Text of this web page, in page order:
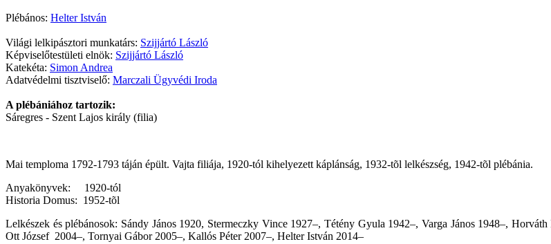
Plébános: Helter István
Világi lelkipásztori munkatárs: Szijjártó László
Képviselőtestületi elnök: Szijjártó László
Katekéta: Simon Andrea
Adatvédelmi tisztviselő: Marczali Ügyvédi Iroda
A plébániához tartozik:
Sáregres - Szent Lajos király (filia)
Mai temploma 1792-1793 táján épült. Vajta filiája, 1920-tól kihelyezett káplánság, 1932-tõl lelkészség, 1942-tõl plébánia.
Anyakönyvek: 1920-tól
Historia Domus: 1952-tõl
Lelkészek és plébánosok: Sándy János 1920, Stermeczky Vince 1927–, Tétény Gyula 1942–, Varga János 1948–,
Ott József 2004–, Tornyai Gábor 2005–, Kallós Péter 2007–, Helter István 2014–